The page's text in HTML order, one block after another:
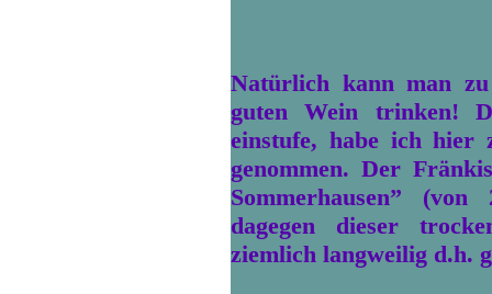
Natürlich kann man zu
guten Wein trinken!
einstufe, habe ich hier
genommen. Der
Sommerhausen”
dagegen dieser
ziemlich langweilig d.h.